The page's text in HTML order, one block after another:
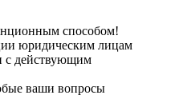
способом!
юридическим лицам
с действующим
ваши вопросы